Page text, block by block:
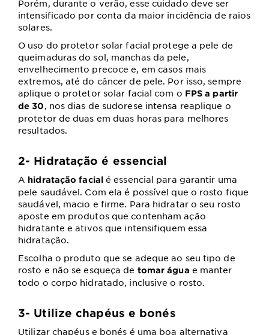
Porém, durante o verão, esse cuidado deve ser
intensificado por conta da maior incidência de raios
solares.
O uso do protetor solar facial protege a pele de
queimaduras do sol, manchas da pele,
envelhecimento precoce e, em casos mais
extremos, até do câncer de pele. Por isso, sempre
aplique o protetor solar facial com o FPS a partir
de 30, nos dias de sudorese intensa reaplique o
protetor de duas em duas horas para melhores
resultados.
2- Hidratação é essencial
A hidratação facialé essencial para garantir uma
pele saudável. Com ela é possível que o rosto fique
saudável, macio e firme. Para hidratar o seu rosto
aposte em produtos que contenham ação
hidratante e ativos que intensifiquem essa
hidratação.
Escolha o produto que se adeque ao seu tipo de
rosto e não se esqueça de tomar água e manter
todo o corpo hidratado, inclusive o rosto.
3- Utilize chapéus e bonés
Utilizar chapéus e bonés é uma boa alternativa